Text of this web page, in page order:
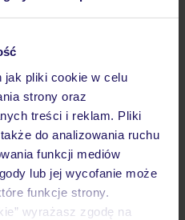
jak pliki cookie w celu
strony oraz
treści i reklam. Pliki
do analizowania ruchu
funkcji mediów
lub jej wycofanie może
funkcje strony.
wyrażasz zgodę na